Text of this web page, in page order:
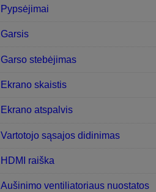
Pypsėjimai
Garsis
Garso stebėjimas
Ekrano skaistis
Ekrano atspalvis
Vartotojo sąsajos didinimas
HDMI raiška
Aušinimo ventiliatoriaus nuostatos